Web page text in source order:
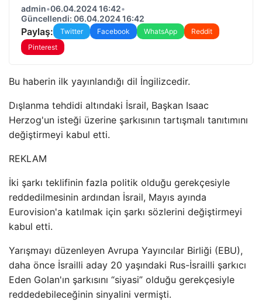
admin•06.04.2024 16:42•
Güncellendi: 06.04.2024 16:42
Paylaş: Twitter Facebook WhatsApp
Reddit
Pinterest
Bu haberin ilk yayınlandığı dil İngilizcedir.
Dışlanma tehdidi altındaki İsrail, Başkan Isaac
Herzog'un isteği üzerine şarkısının tartışmalı tanıtımını
değiştirmeyi kabul etti.
REKLAM
İki şarkı teklifinin fazla politik olduğu gerekçesiyle
reddedilmesinin ardından İsrail, Mayıs ayında
Eurovision'a katılmak için şarkı sözlerini değiştirmeyi
kabul etti.
Yarışmayı düzenleyen Avrupa Yayıncılar Birliği (EBU),
daha önce İsrailli aday 20 yaşındaki Rus-İsrailli şarkıcı
Eden Golan'ın şarkısını “siyasi” olduğu gerekçesiyle
reddedebileceğinin sinyalini vermişti.